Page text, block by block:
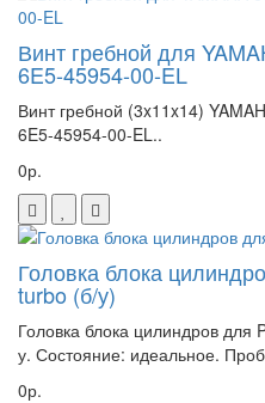
Винт гребной для
6E5-45954-00-EL
Винт гребной (3x11x14)
6E5-45954-00-EL..
0р.
Головка блока
turbo (б/у)
Головка блока цилиндров для
у. Состояние: идеальное.
0р.